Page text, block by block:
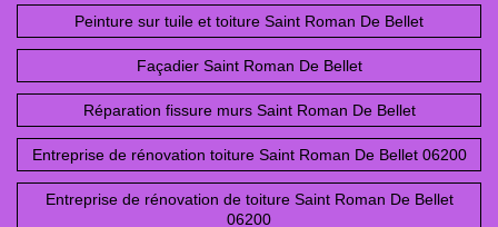
Peinture sur tuile et toiture Saint Roman De Bellet
Façadier Saint Roman De Bellet
Réparation fissure murs Saint Roman De Bellet
Entreprise de rénovation toiture Saint Roman De Bellet 06200
Entreprise de rénovation de toiture Saint Roman De Bellet
06200